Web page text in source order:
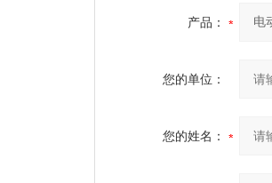
产品：
您的单位：
您的姓名：